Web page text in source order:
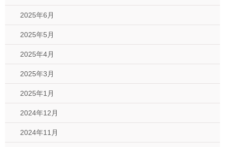
2025年6月
2025年5月
2025年4月
2025年3月
2025年1月
2024年12月
2024年11月